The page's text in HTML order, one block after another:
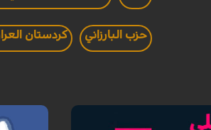
حزب البارزاني كردستان